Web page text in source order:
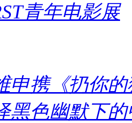
青年电影展
申携《扔你
黑色幽默下